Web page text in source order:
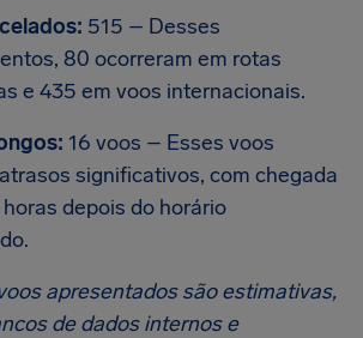
515 – Desses
80 ocorreram em rotas
e 435 em voos internacionais.
16 voos – Esses voos
significativos, com chegada
depois do horário
apresentados são estimativas,
de dados internos e